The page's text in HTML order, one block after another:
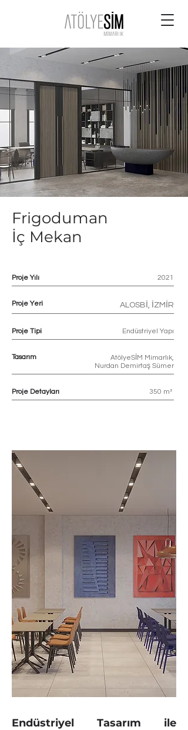
Frigoduman
İç Mekan
Proje Yılı 2021
Proje Yeri ALOSBİ, İZMİR
Proje Tipi Endüstriyel Yapı
Tasarım
AtölyeSİM Mimarlık,
Nurdan Demirtaş Sümer
Proje Detayları 350 m²
Endüstriyel Tasarım ile